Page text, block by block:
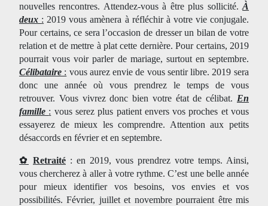
nouvelles rencontres. Attendez-vous à être plus sollicité. À
deux : 2019 vous amènera à réfléchir à votre vie conjugale.
Pour certains, ce sera l’occasion de dresser un bilan de votre
relation et de mettre à plat cette dernière. Pour certains, 2019
pourrait vous voir parler de mariage, surtout en septembre.
Célibataire : vous aurez envie de vous sentir libre. 2019 sera
donc une année où vous prendrez le temps de vous
retrouver. Vous vivrez donc bien votre état de célibat. En
famille : vous serez plus patient envers vos proches et vous
essayerez de mieux les comprendre. Attention aux petits
désaccords en février et en septembre.
✿ Retraité : en 2019, vous prendrez votre temps. Ainsi,
vous chercherez à aller à votre rythme. C’est une belle année
pour mieux identifier vos besoins, vos envies et vos
possibilités. Février, juillet et novembre pourraient être mis